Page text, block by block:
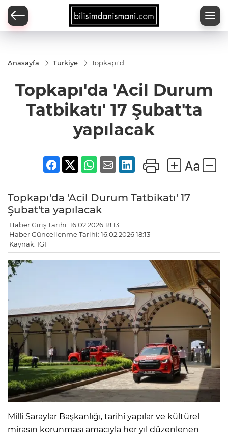
Anasayfa Türkiye
Topkapı'da
Tatbikatı'
17 Şubat'ta
yapılacak
Topkapı'da 'Acil Durum
Tatbikatı' 17 Şubat'ta
yapılacak
Topkapı'da 'Acil Durum Tatbikatı' 17
Şubat'ta yapılacak
Haber Giriş Tarihi: 16.02.2026 18:13
Haber Güncellenme Tarihi: 16.02.2026 18:13
Kaynak: IGF
Milli Saraylar Başkanlığı, tarihî yapılar ve kültürel
mirasın korunması amacıyla her yıl düzenlenen